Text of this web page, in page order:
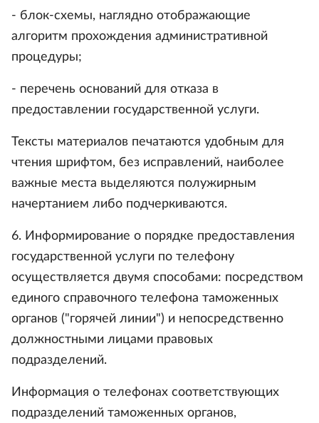
- блок-схемы, наглядно отображающие
алгоритм прохождения административной
процедуры;
- перечень оснований для отказа в
предоставлении государственной услуги.
Тексты материалов печатаются удобным для
чтения шрифтом, без исправлений, наиболее
важные места выделяются полужирным
начертанием либо подчеркиваются.
6. Информирование о порядке предоставления
государственной услуги по телефону
осуществляется двумя способами: посредством
единого справочного телефона таможенных
органов ("горячей линии") и непосредственно
должностными лицами правовых
подразделений.
Информация о телефонах соответствующих
подразделений таможенных органов,